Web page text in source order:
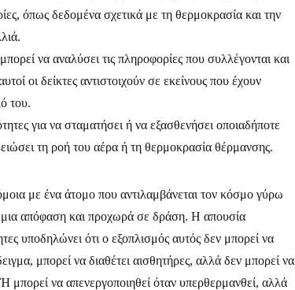
όπως δεδομένα σχετικά με τη θερμοκρασία και την
να αναλύσει τις πληροφορίες που συλλέγονται και
οι δείκτες αντιστοιχούν σε εκείνους που έχουν
του.
για να σταματήσει ή να εξασθενήσει οποιαδήποτε
τη ροή του αέρα ή τη θερμοκρασία θέρμανσης.
με ένα άτομο που αντιλαμβάνεται τον κόσμο γύρω
μια απόφαση και προχωρά σε δράση. Η απουσία
υποδηλώνει ότι ο εξοπλισμός αυτός δεν μπορεί να
μπορεί να διαθέτει αισθητήρες, αλλά δεν μπορεί να
μπορεί να απενεργοποιηθεί όταν υπερθερμανθεί, αλλά